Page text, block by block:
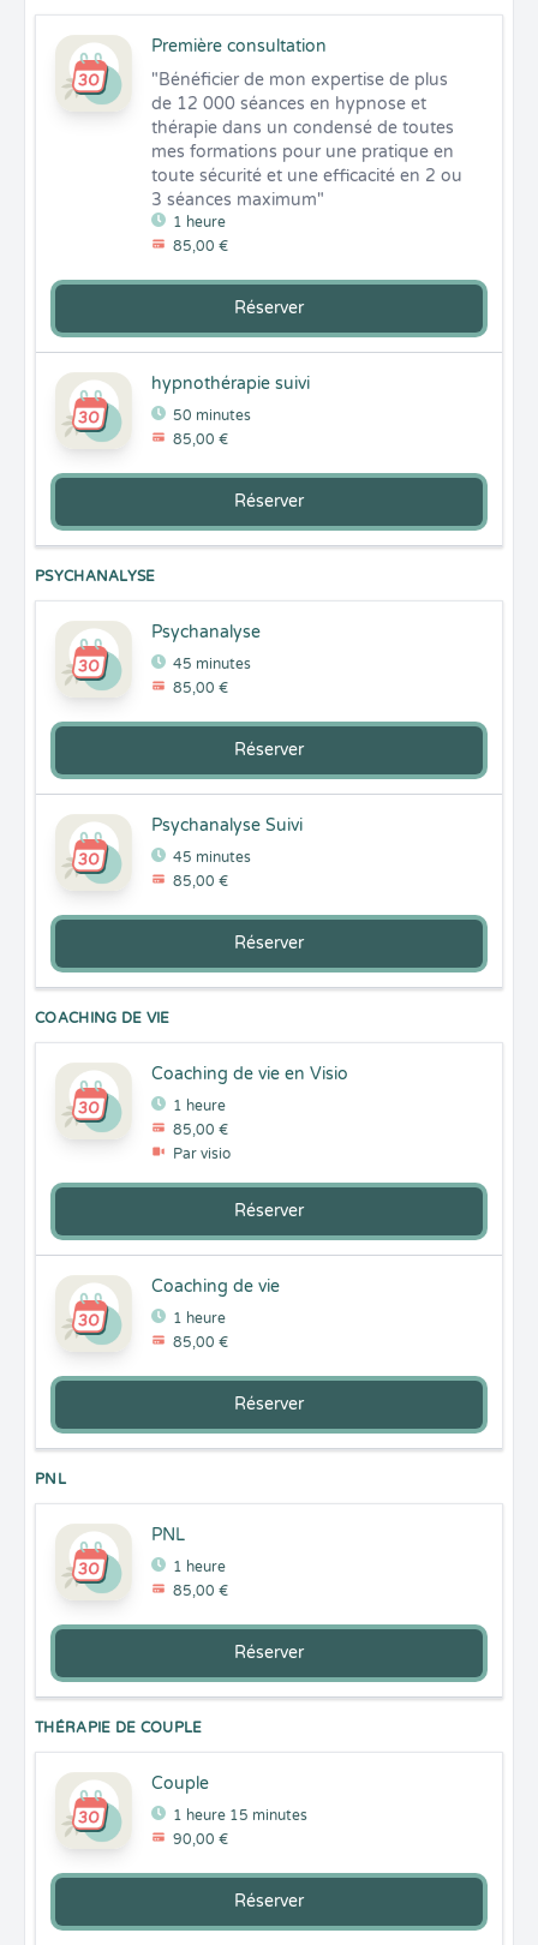
Première consultation
1 heure
85,00 €
"Bénéficier de mon expertise de plus
de 12 000 séances en hypnose et
thérapie dans un condensé de toutes
mes formations pour une pratique en
toute sécurité et une efficacité en 2 ou
3 séances maximum"
Réserver
hypnothérapie suivi
50 minutes
85,00 €
Réserver
PSYCHANALYSE
Psychanalyse
45 minutes
85,00 €
Réserver
Psychanalyse Suivi
45 minutes
85,00 €
Réserver
COACHING DE VIE
Coaching de vie en Visio
1 heure
85,00 €
Par visio
Réserver
Coaching de vie
1 heure
85,00 €
Réserver
PNL
PNL
1 heure
85,00 €
Réserver
THÉRAPIE DE COUPLE
Couple
1 heure 15 minutes
90,00 €
Réserver